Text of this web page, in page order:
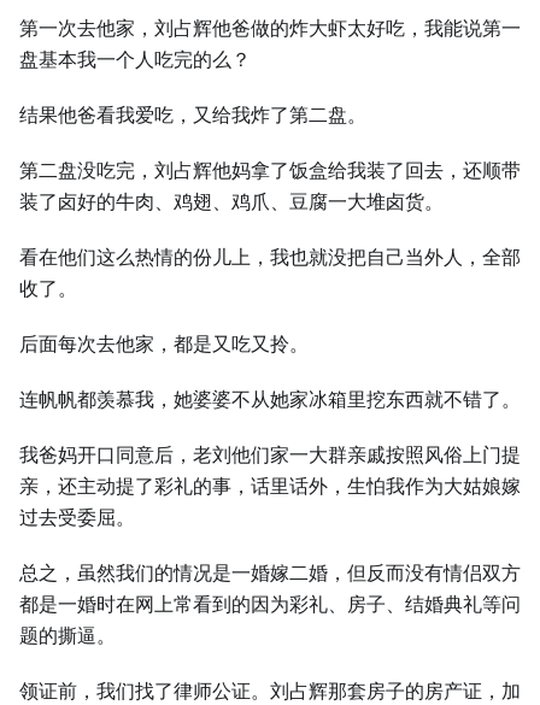
第一次去他家，刘占辉他爸做的炸大虾太好吃，我能说第一
盘基本我一个人吃完的么？
结果他爸看我爱吃，又给我炸了第二盘。
第二盘没吃完，刘占辉他妈拿了饭盒给我装了回去，还顺带
装了卤好的牛肉、鸡翅、鸡爪、豆腐一大堆卤货。
看在他们这么热情的份儿上，我也就没把自己当外人，全部
收了。
后面每次去他家，都是又吃又拎。
连帆帆都羡慕我，她婆婆不从她家冰箱里挖东西就不错了。
我爸妈开口同意后，老刘他们家一大群亲戚按照风俗上门提
亲，还主动提了彩礼的事，话里话外，生怕我作为大姑娘嫁
过去受委屈。
总之，虽然我们的情况是一婚嫁二婚，但反而没有情侣双方
都是一婚时在网上常看到的因为彩礼、房子、结婚典礼等问
题的撕逼。
领证前，我们找了律师公证。刘占辉那套房子的房产证，加